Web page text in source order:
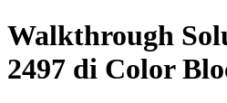
Walkthrough
2497 di Color